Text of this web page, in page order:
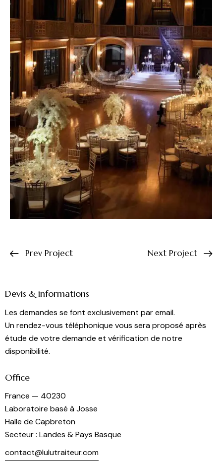
Prev Project Next Project
Devis & informations
Les demandes se font exclusivement par email.
Un rendez-vous téléphonique vous sera proposé après
étude de votre demande et vérification de notre
disponibilité.
Office
France — 40230
Laboratoire basé à Josse
Halle de Capbreton
Secteur : Landes & Pays Basque
contact@lulutraiteur.com